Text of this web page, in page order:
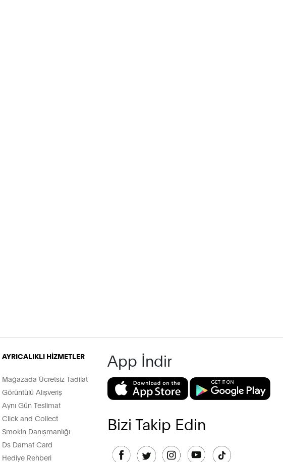
AYRICALIKLI HİZMETLER
Mağazada Ücretsiz Tadilat
Görüntülü Alışveriş
Aynı Gün Teslimat
Click and Collect
Smokin Danışmanlığı
Ds Damat Card
Hediye Rehberi
App İndir
Bizi Takip Edin